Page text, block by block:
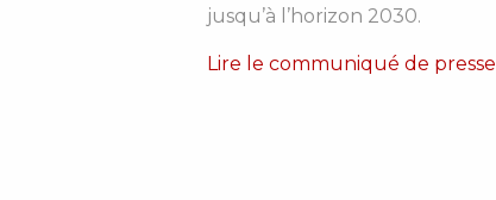
jusqu’à l’horizon 2030.
Lire le communiqué de presse